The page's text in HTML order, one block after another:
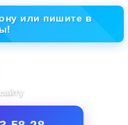
или пишите в